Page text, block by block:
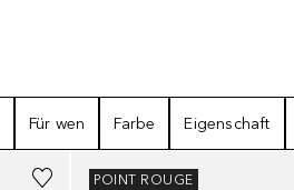
Für wen Farbe Eigenschaft
POINT ROUGE
+1